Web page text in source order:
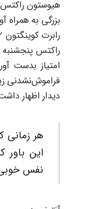
هیوستون
امتیاز بدست
فراموش‌نشدنی
دیدار اظهار
هر زمانی
این باور
نفس